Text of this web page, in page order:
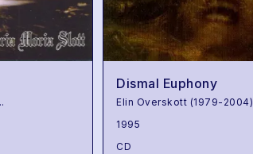
Dismal Euphony
Elin Overskott (1979-2004)
1995
CD